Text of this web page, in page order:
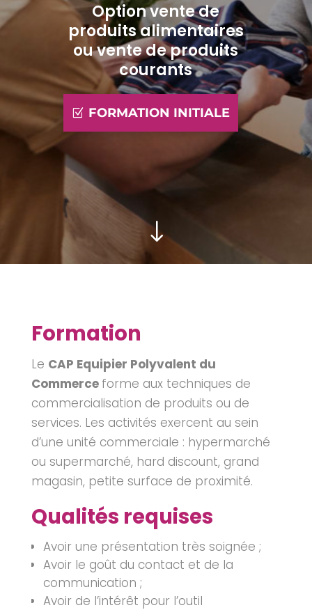
Option vente de
produits alimentaires
ou vente de produits
courants
FORMATION INITIALE
"
Formation
Le CAP Equipier Polyvalent du
Commerce forme aux techniques de
commercialisation de produits ou de
services. Les activités exercent au sein
d’une unité commerciale : hypermarché
ou supermarché, hard discount, grand
magasin, petite surface de proximité.
Qualités requises
Avoir une présentation très soignée ;
Avoir le goût du contact et de la
communication ;
Avoir de l’intérêt pour l’outil